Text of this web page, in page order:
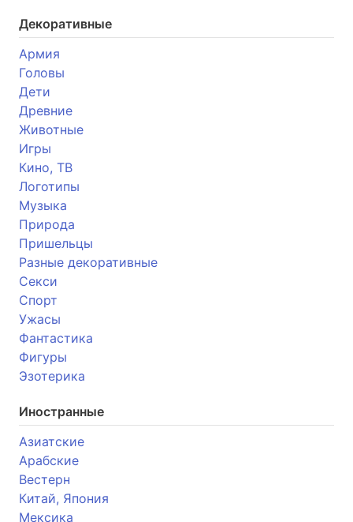
Декоративные
Армия
Головы
Дети
Древние
Животные
Игры
Кино, ТВ
Логотипы
Музыка
Природа
Пришельцы
Разные декоративные
Секси
Спорт
Ужасы
Фантастика
Фигуры
Эзотерика
Иностранные
Азиатские
Арабские
Вестерн
Китай, Япония
Мексика